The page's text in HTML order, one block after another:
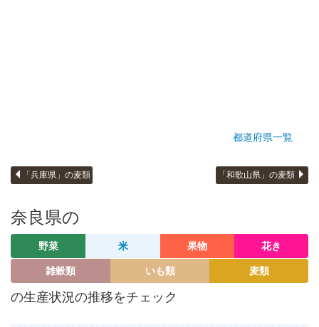
都道府県一覧
「兵庫県」の麦類 「和歌山県」の麦類
奈良県の
野菜 米 果物 花き
雑穀類 いも類 麦類
の生産状況の推移をチェック